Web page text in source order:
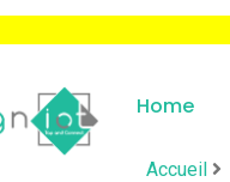
Home
Accueil